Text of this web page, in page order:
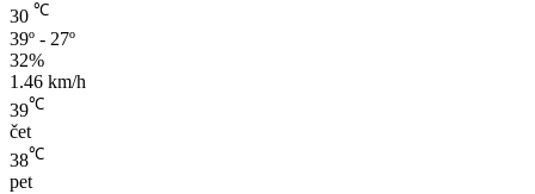
30 ℃
39º - 27º
32%
1.46 km/h
39℃
čet
38℃
pet